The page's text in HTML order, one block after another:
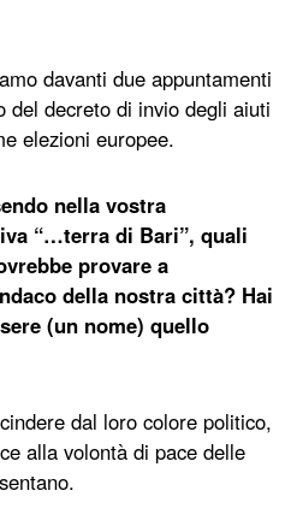
davanti due appuntamenti
del decreto di invio degli aiuti
elezioni europee.
nella vostra
“…terra di Bari”, quali
provare a
della nostra città? Hai
(un nome) quello
dal loro colore politico,
alla volontà di pace delle